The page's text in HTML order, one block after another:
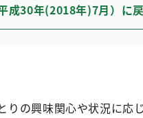
成30年(2018年)7月）に
りの興味関心や状況に応